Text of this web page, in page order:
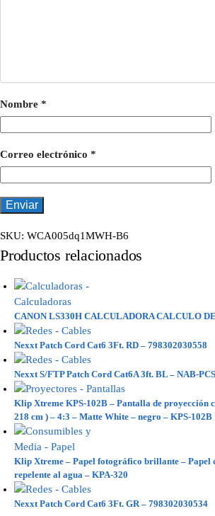
Nombre *
Correo electrónico *
SKU: WCA005dq1MWH-B6
Productos relacionados
CANON LS330H CALCULADORA CALCULO
Nexxt Patch Cord Cat6 3Ft. RD – 798302030558
Nexxt S/FTP Patch Cord Cat6A 3ft. BL – NAB-
Klip Xtreme KPS-102B – Pantalla de proyección
218 cm ) – 4:3 – Matte White – negro – KPS-102B
Klip Xtreme – Papel fotográfico brillante – Papel
repelente al agua – KPA-320
Nexxt Patch Cord Cat6 3Ft. GR – 798302030534